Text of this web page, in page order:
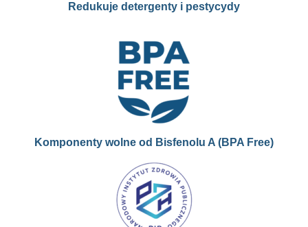
Redukuje detergenty i pestycydy
Komponenty wolne od Bisfenolu A (BPA Free)